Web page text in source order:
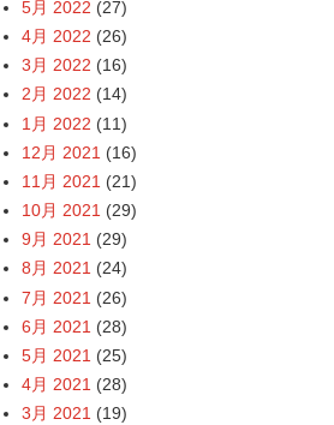
5月 2022 (27)
4月 2022 (26)
3月 2022 (16)
2月 2022 (14)
1月 2022 (11)
12月 2021 (16)
11月 2021 (21)
10月 2021 (29)
9月 2021 (29)
8月 2021 (24)
7月 2021 (26)
6月 2021 (28)
5月 2021 (25)
4月 2021 (28)
3月 2021 (19)